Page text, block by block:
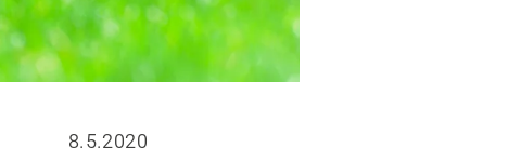
8.5.2020